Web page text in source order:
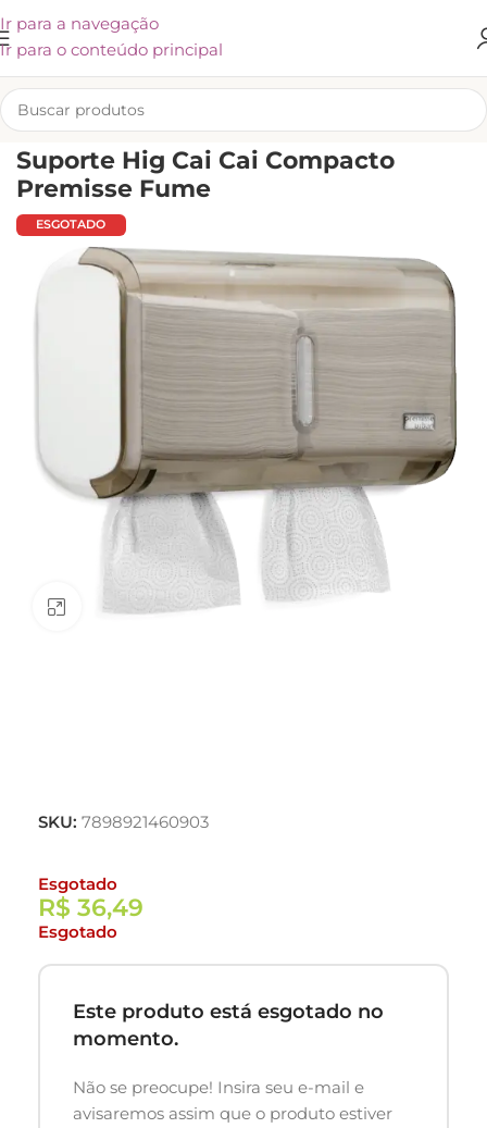
Ir para a navegação
Ir para o conteúdo principal
INÍCIO/SUPORTE E DISPENSERS/SUPORTES PARA PAPÉIS HIGIÊNICO
Suporte Hig Cai Cai Compacto
Premisse Fume
ESGOTADO
Clique para ampliar
SKU: 7898921460903
Esgotado
R$ 36,49
Esgotado
Este produto está esgotado no
momento.
Não se preocupe! Insira seu e-mail e
avisaremos assim que o produto estiver